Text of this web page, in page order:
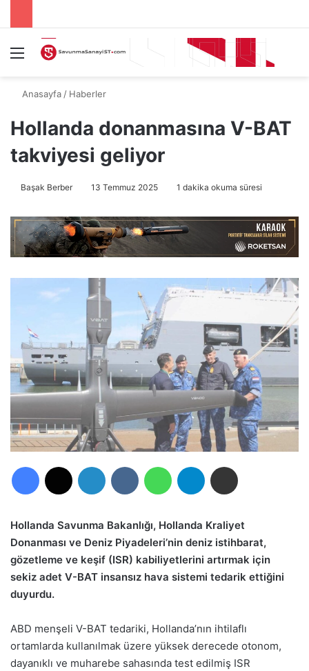
Menü
Anasayfa / Haberler
Hollanda donanmasına V-BAT
takviyesi geliyor
Başak Berber 13 Temmuz 2025 1 dakika okuma süresi
Hollanda Savunma Bakanlığı, Hollanda Kraliyet
Donanması ve Deniz Piyadeleri’nin deniz istihbarat,
gözetleme ve keşif (ISR) kabiliyetlerini artırmak için
sekiz adet V-BAT insansız hava sistemi tedarik ettiğini
duyurdu.
ABD menşeli V-BAT tedariki, Hollanda’nın ihtilaflı
ortamlarda kullanılmak üzere yüksek derecede otonom,
dayanıklı ve muharebe sahasında test edilmiş ISR